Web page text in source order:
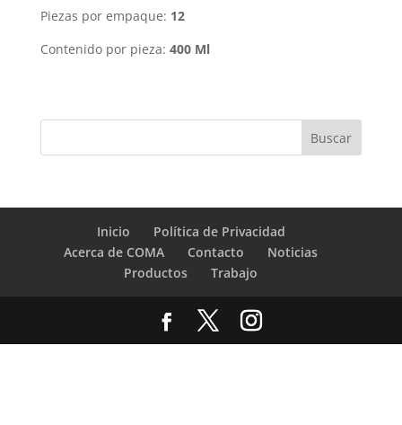
Piezas por empaque: 12
Contenido por pieza: 400 Ml
Inicio
Política de Privacidad
Acerca de COMA
Contacto
Noticias
Productos
Trabajo